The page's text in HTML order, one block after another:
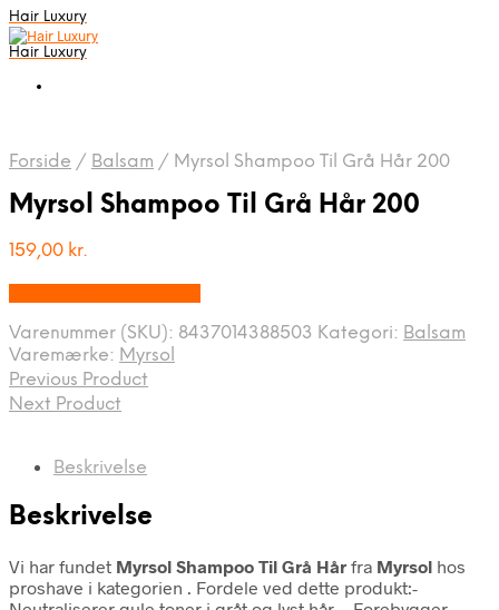
Hair Luxury
Hair Luxury
Forside / Balsam / Myrsol Shampoo Til Grå Hår 200
Myrsol Shampoo Til Grå Hår 200
159,00 kr.
Varenummer (SKU): 8437014388503 Kategori: Balsam
Varemærke: Myrsol
Previous Product
Next Product
Beskrivelse
Beskrivelse
Vi har fundet Myrsol Shampoo Til Grå Hår fra Myrsol hos
proshave i kategorien . Fordele ved dette produkt:-